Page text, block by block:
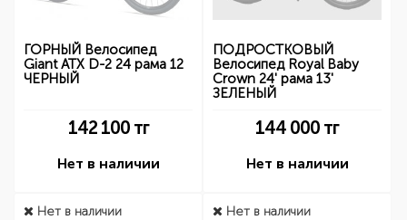
ГОРНЫЙ Велосипед
Giant ATX D-2 24 рама 12
ЧЕРНЫЙ
142 100тг
Нет в наличии
ПОДРОСТКОВЫЙ
Велосипед Royal Baby
Crown 24' рама 13'
ЗЕЛЕНЫЙ
144 000 тг
Нет в наличии
Нет в наличии Нет в наличии